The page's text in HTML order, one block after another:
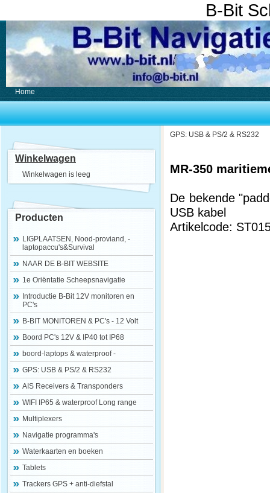
B-Bit
Home
Winkelwagen
Winkelwagen is leeg
Producten
LIGPLAATSEN, Nood-proviand, -
laptopaccu's&Survival
NAAR DE B-BIT WEBSITE
1e Oriëntatie Scheepsnavigatie
Introductie B-Bit 12V monitoren en
PC's
B-BIT MONITOREN & PC's - 12 Volt
Boord PC's 12V & IP40 tot IP68
boord-laptops & waterproof -
GPS: USB & PS/2 & RS232
AIS Receivers & Transponders
WIFI IP65 & waterproof Long range
Multiplexers
Navigatie programma's
Waterkaarten en boeken
Tablets
Trackers GPS + anti-diefstal
GPS: USB & PS/2 & RS232
MR-350
De bekende
USB kabel
Artikelcode: